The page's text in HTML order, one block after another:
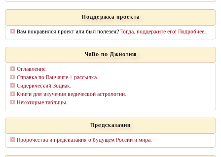
Поддержка проекта
Вам понравился проект или был полезен?Тогда, поддержите его! Подробнее...
ЧаВо по Джйотиш
Оглавление.
Справка по Панчанге + рассылка.
Сидерический Зодиак.
Книги для изучения ведической астрологии.
Некоторые таблицы.
Предсказания
Пророчества и предсказания о будущем России и мира.